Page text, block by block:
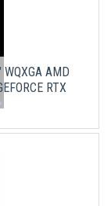
AMD
RTX
SZÜRKE